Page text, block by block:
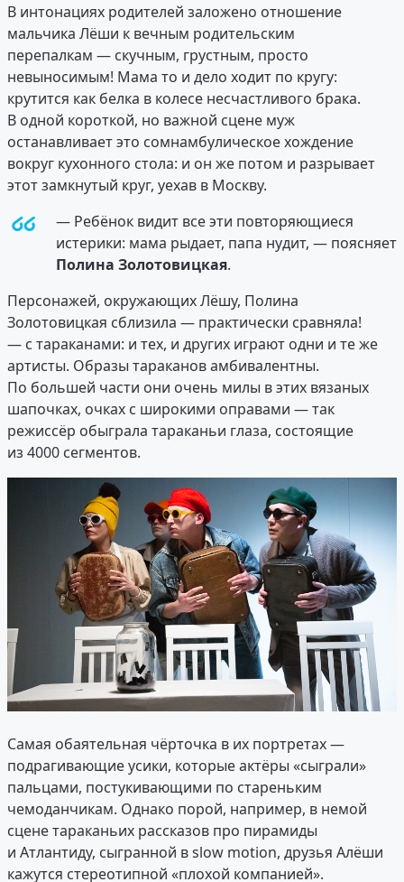
В интонациях родителей заложено отношение
мальчика Лёши к вечным родительским
перепалкам — скучным, грустным, просто
невыносимым! Мама то и дело ходит по кругу:
крутится как белка в колесе несчастливого брака.
В одной короткой, но важной сцене муж
останавливает это сомнамбулическое хождение
вокруг кухонного стола: и он же потом и разрывает
этот замкнутый круг, уехав в Москву.
— Ребёнок видит все эти повторяющиеся
истерики: мама рыдает, папа нудит, — поясняет
Полина Золотовицкая.
Персонажей, окружающих Лёшу, Полина
Золотовицкая сблизила — практически сравняла!
— с тараканами: и тех, и других играют одни и те же
артисты. Образы тараканов амбивалентны.
По большей части они очень милы в этих вязаных
шапочках, очках с широкими оправами — так
режиссёр обыграла тараканьи глаза, состоящие
из 4000 сегментов.
Самая обаятельная чёрточка в их портретах —
подрагивающие усики, которые актёры «сыграли»
пальцами, постукивающими по стареньким
чемоданчикам. Однако порой, например, в немой
сцене тараканьих рассказов про пирамиды
и Атлантиду, сыгранной в slow motion, друзья Алёши
кажутся стереотипной «плохой компанией».